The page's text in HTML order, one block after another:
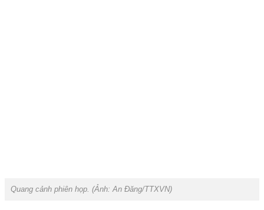
Quang cảnh phiên họp. (Ảnh:An Đăng/TTXVN)